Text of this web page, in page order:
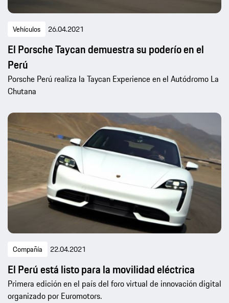
Vehículos 26.04.2021
El Porsche Taycan demuestra su poderío en el
Perú
Porsche Perú realiza la Taycan Experience en el Autódromo La
Chutana
Compañía 22.04.2021
El Perú está listo para la movilidad eléctrica
Primera edición en el país del foro virtual de innovación digital
organizado por Euromotors.